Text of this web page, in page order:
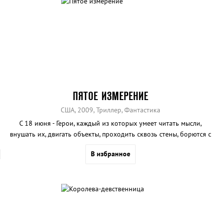
ПЯТОЕ ИЗМЕРЕНИЕ
США, 2009, Триллер, Фантастика
С 18 июня - Герои, каждый из которых умеет читать мысли,
внушать их, двигать объекты, проходить сквозь стены, борются с
опасный интерес.
В избранное